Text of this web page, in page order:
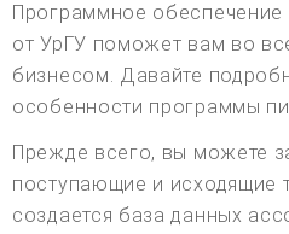
Программное обеспечение
от УрГУ поможет вам во
бизнесом. Давайте
особенности программы
Прежде всего, вы можете
поступающие и исходящие
создается база данных